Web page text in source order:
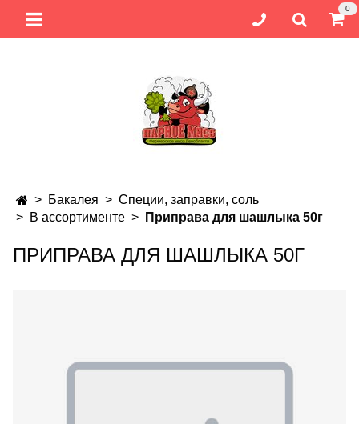
0
Бакалея
Специи, заправки, соль
В ассортименте
Приправа для шашлыка 50г
ПРИПРАВА ДЛЯ ШАШЛЫКА 50Г